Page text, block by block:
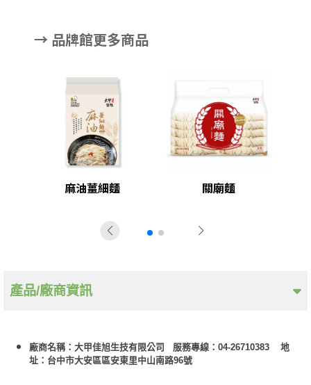
→ 品牌館更多商品
麻油薑細麵 關廟麵
產品/廠商資訊
廠商名稱：大甲佳旭生技有限公司 服務專線：04-26710383 地
址：台中市大安區區安東里中山南路96號